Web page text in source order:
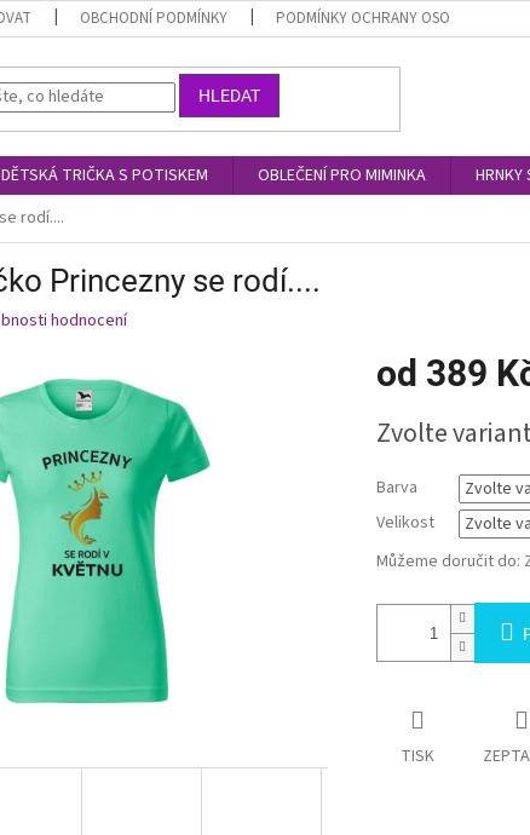
OBCHODNÍ PODMÍNKY PODMÍNKY OCHRANY OSOBNÍCH ÚDAJŮ
HLEDAT
DĚTSKÁ TRIČKA S POTISKEM OBLEČENÍ PRO MIMINKA HRNKY
rodí....
Princezny se rodí....
hodnocení
od 389
cena:
Zvolte
Barva
Velikost
Můžeme doručit do:
TISK